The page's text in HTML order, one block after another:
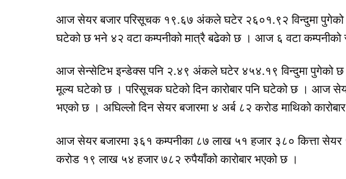
आज सेयर बजार परिसूचक १९.६७ अंकले घटेर २६०१.९२ विन्दुमा
घटेको छ भने ४२ वटा कम्पनीको मात्रै बढेको छ । आज ६ वटा
आज सेन्सेटिभ इन्डेक्स पनि २.४९ अंकले घटेर ४५४.१९ विन्दुमा
मूल्य घटेको छ । परिसूचक घटेको दिन कारोबार पनि घटेको छ । आज सेयर
भएको छ । अघिल्लो दिन सेयर बजारमा ४ अर्ब ८२ करोड माथिको
आज सेयर बजारमा ३६१ कम्पनीका ८७ लाख ५१ हजार ३८० कित्ता सेयर
करोड १९ लाख ५४ हजार ७८२ रुपैयाँको कारोबार भएको छ ।